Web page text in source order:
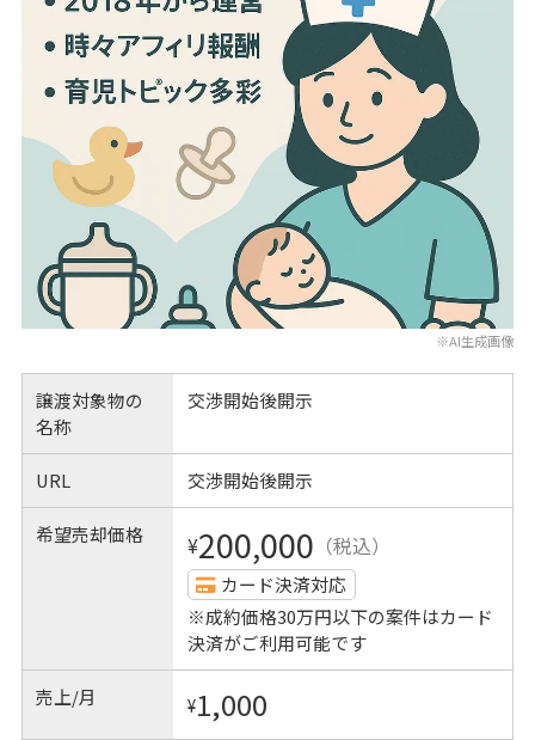
※AI生成画像
譲渡対象物の
名称
交渉開始後開示
URL 交渉開始後開示
希望売却価格 ¥200,000 （税込）
カード決済対応
※成約価格30万円以下の案件はカード
決済がご利用可能です
売上/月 ¥1,000